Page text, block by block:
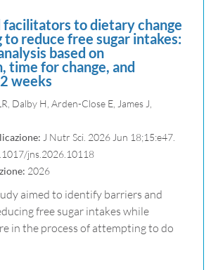
facilitators to dietary change
to reduce free sugar intakes:
based on
time for change, and
weeks
Dalby H, Arden-Close E, James J,
J Nutr Sci. 2026 Jun 18;15:e47.
jns.2026.10118
2026
aimed to identify barriers and
free sugar intakes while
in the process of attempting to do